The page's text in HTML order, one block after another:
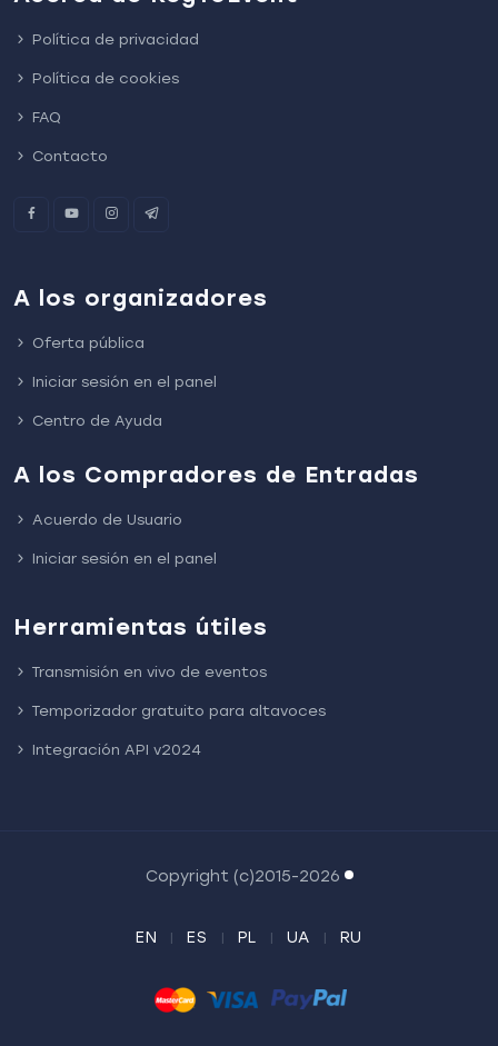
Política de privacidad
Política de cookies
FAQ
Contacto
A los organizadores
Oferta pública
Iniciar sesión en el panel
Centro de Ayuda
A los Compradores de Entradas
Acuerdo de Usuario
Iniciar sesión en el panel
Herramientas útiles
Transmisión en vivo de eventos
Temporizador gratuito para altavoces
Integración API v2024
Copyright (c)2015-2026
EN ES PL UA RU